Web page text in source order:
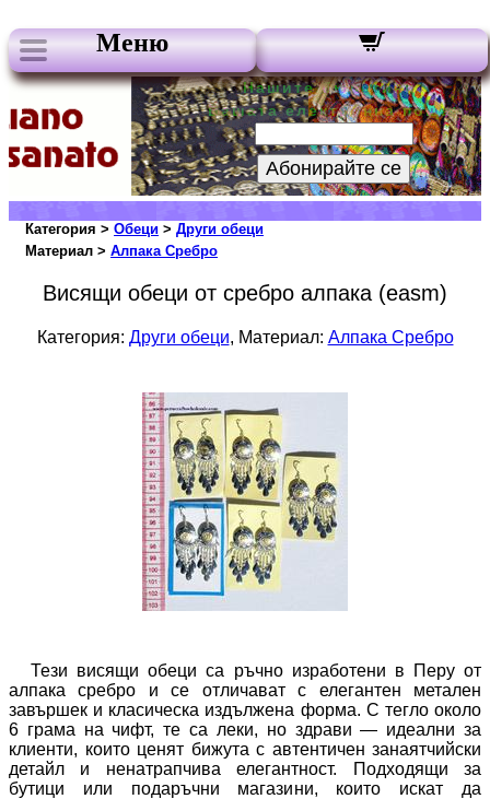
Меню
Нашите бюлетини:
Вашата електронна поща:
Абонирайте се
Категория > Обеци > Други обеци
Материал > Алпака Сребро
Висящи обеци от сребро алпака (easm)
Категория: Други обеци, Материал: Алпака Сребро
Тези висящи обеци са ръчно изработени в Перу от
алпака сребро и се отличават с елегантен метален
завършек и класическа издължена форма. С тегло около
6 грама на чифт, те са леки, но здрави — идеални за
клиенти, които ценят бижута с автентичен занаятчийски
детайл и ненатрапчива елегантност. Подходящи за
бутици или подаръчни магазини, които искат да